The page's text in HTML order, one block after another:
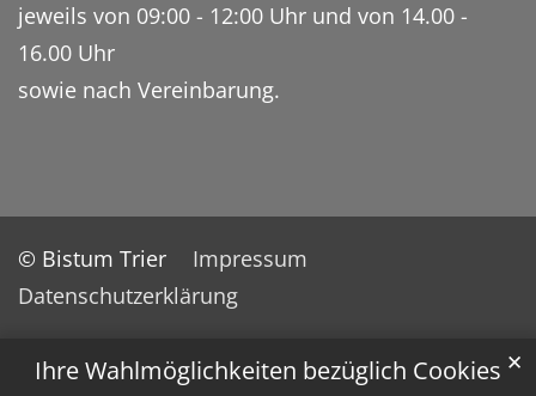
Ihre Wahlmöglichkeiten bezüglich Cookies ✕
jeweils von 09:00 - 12:00 Uhr und von 14.00 -
16.00 Uhr
sowie nach Vereinbarung.
© Bistum Trier
Impressum
Datenschutzerklärung